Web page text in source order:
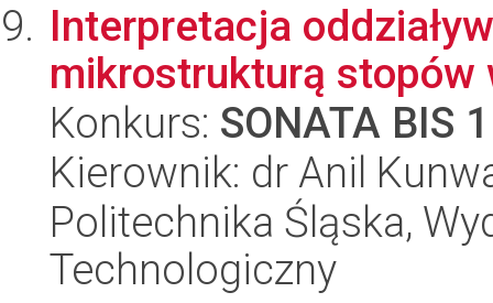
Interpretacja
mikrostrukturą stopów
Konkurs: SONATA BIS
Kierownik: dr Anil
Politechnika Śląska,
Technologiczny